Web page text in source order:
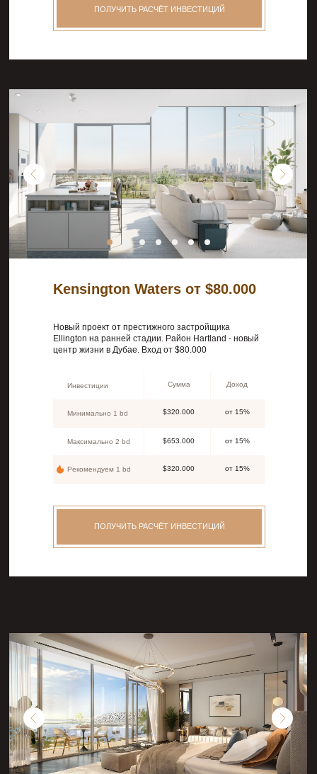
ПОЛУЧИТЬ РАСЧЁТ ИНВЕСТИЦИЙ
Новый проект от престижного застройщика
Ellington на ранней стадии. Район Hartland - новый
центр жизни в Дубае. Вход от $80.000
Kensington Waters от $80.000
$320.000
$653.000
$320.000
Доход
Сумма
от 15%
Рекомендуем 1 bd
от 15%
Максимально 2 bd
от 15%
Минимально 1 bd
Инвестиции
ПОЛУЧИТЬ РАСЧЁТ ИНВЕСТИЦИЙ